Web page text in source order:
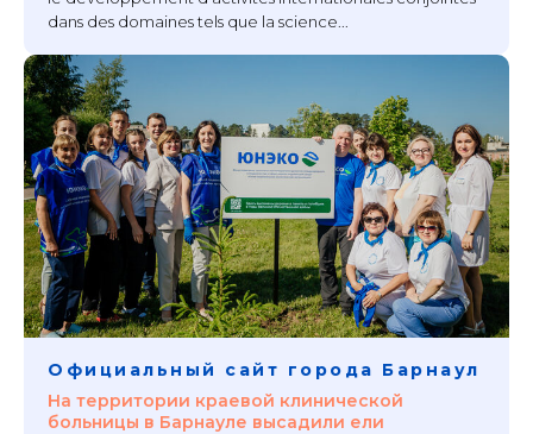
dans des domaines tels que la science...
Официальный сайт города Барнаул
На территории краевой клинической
больницы в Барнауле высадили ели